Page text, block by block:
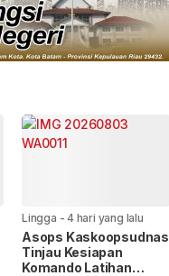
Lingga -4 hari yang lalu
Asops Kaskoopsudnas
Tinjau Kesiapan
Komando Latihan